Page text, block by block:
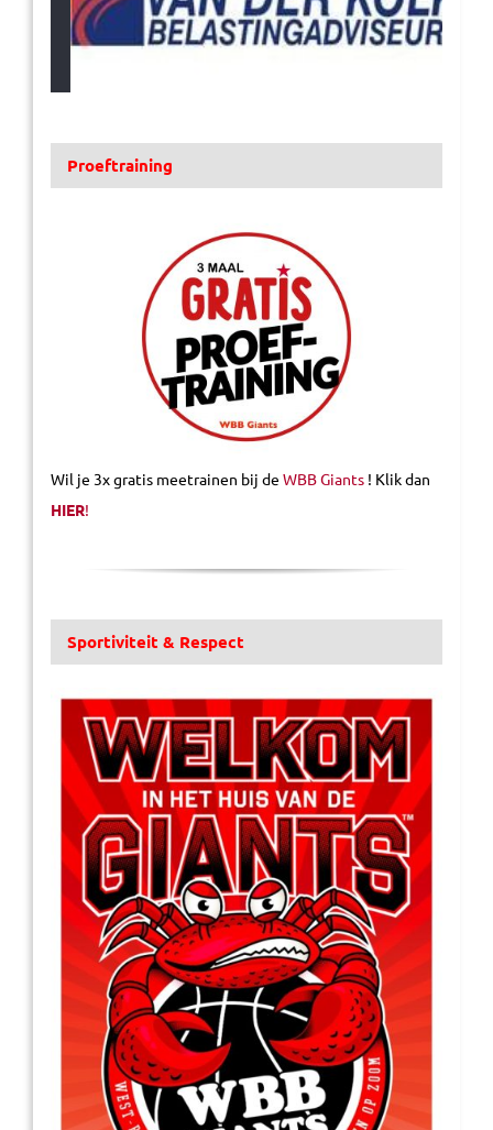
Proeftraining
Wil je 3x gratis meetrainen bij de WBB Giants ! Klik dan
HIER!
Sportiviteit & Respect